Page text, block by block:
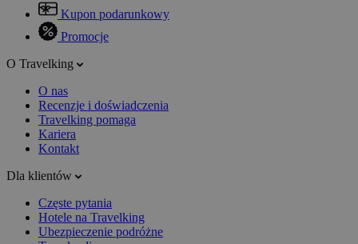
Kupon podarunkowy
Promocje
O Travelking
O nas
Recenzje i doświadczenia
Travelking pomaga
Kariera
Kontakt
Dla klientów
Częste pytania
Hotele na Travelking
Ubezpieczenie podróżne